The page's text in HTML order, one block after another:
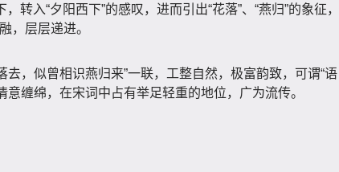
转入“夕阳西下”的感叹，进而引出“花落”、“燕归”的象征，
，层层递进。
去，似曾相识燕归来”一联，工整自然，极富韵致，可谓“语
意缠绵，在宋词中占有举足轻重的地位，广为流传。